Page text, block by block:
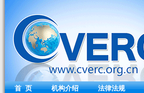
首 页 机构介绍 法律法规